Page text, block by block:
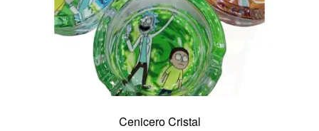
Cenicero Cristal